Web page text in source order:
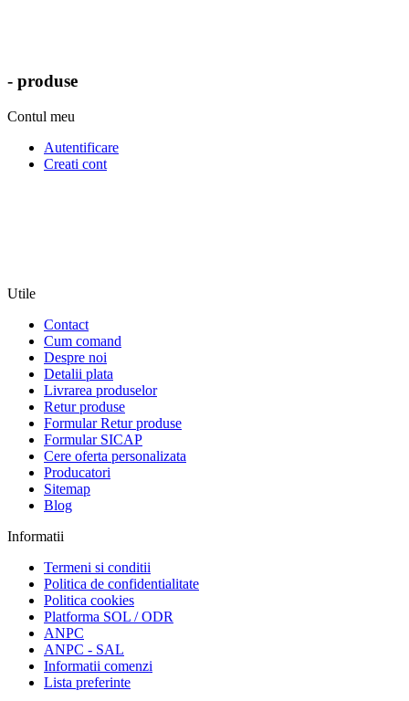
- produse
Contul meu
Autentificare
Creati cont
Utile
Contact
Cum comand
Despre noi
Detalii plata
Livrarea produselor
Retur produse
Formular Retur produse
Formular SICAP
Cere oferta personalizata
Producatori
Sitemap
Blog
Informatii
Termeni si conditii
Politica de confidentialitate
Politica cookies
Platforma SOL / ODR
ANPC
ANPC - SAL
Informatii comenzi
Lista preferinte